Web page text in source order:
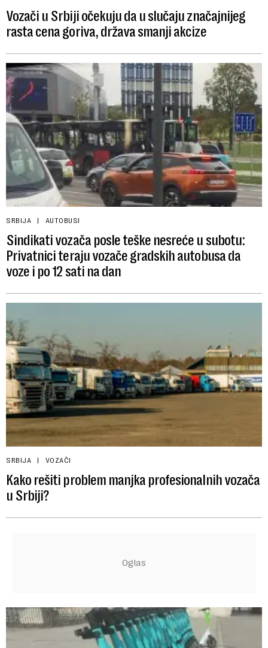
Vozači u Srbiji očekuju da u slučaju značajnijeg
rasta cena goriva, država smanji akcize
SRBIJA AUTOBUSI
Sindikati vozača posle teške nesreće u subotu:
Privatnici teraju vozače gradskih autobusa da
voze i po 12 sati na dan
SRBIJA VOZAČI
Kako rešiti problem manjka profesionalnih vozača
u Srbiji?